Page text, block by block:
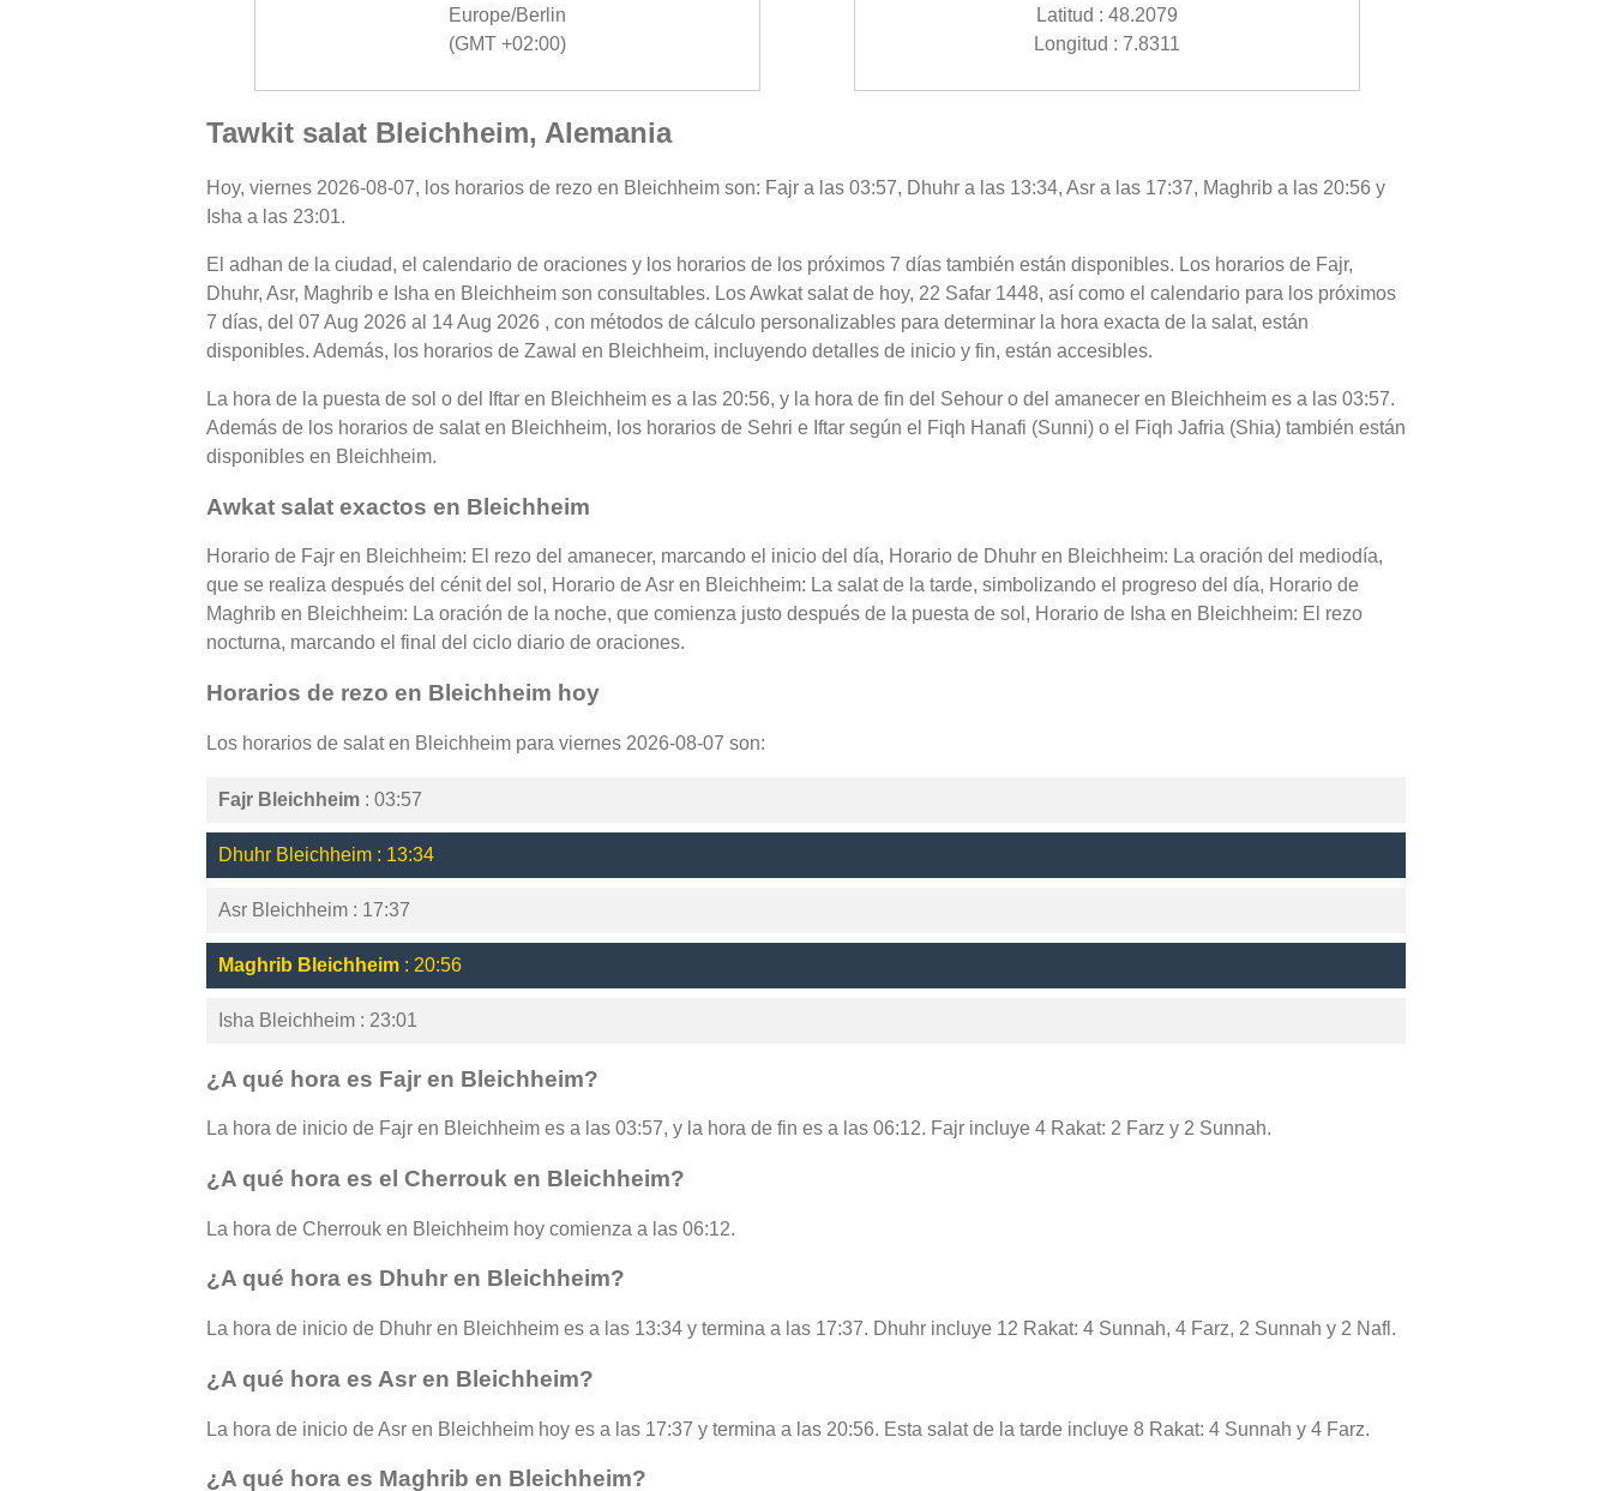
Europe/Berlin
(GMT +02:00)
Latitud : 48.2079
Longitud : 7.8311
Tawkit salat Bleichheim, Alemania
Hoy, viernes 2026-08-07, los horarios de rezo en Bleichheim son: Fajr a las 03:57, Dhuhr a las 13:34, Asr a las 17:37, Maghrib a las 20:56 y
Isha a las 23:01.
El adhan de la ciudad, el calendario de oraciones y los horarios de los próximos 7 días también están disponibles. Los horarios de Fajr,
Dhuhr, Asr, Maghrib e Isha en Bleichheim son consultables. Los Awkat salat de hoy, 22 Safar 1448, así como el calendario para los próximos
7 días, del 07 Aug 2026 al 14 Aug 2026 , con métodos de cálculo personalizables para determinar la hora exacta de la salat, están
disponibles. Además, los horarios de Zawal en Bleichheim, incluyendo detalles de inicio y fin, están accesibles.
La hora de la puesta de sol o del Iftar en Bleichheim es a las 20:56, y la hora de fin del Sehour o del amanecer en Bleichheim es a las 03:57.
Además de los horarios de salat en Bleichheim, los horarios de Sehri e Iftar según el Fiqh Hanafi (Sunni) o el Fiqh Jafria (Shia) también están
disponibles en Bleichheim.
Awkat salat exactos en Bleichheim
Horario de Fajr en Bleichheim: El rezo del amanecer, marcando el inicio del día, Horario de Dhuhr en Bleichheim: La oración del mediodía,
que se realiza después del cénit del sol, Horario de Asr en Bleichheim: La salat de la tarde, simbolizando el progreso del día, Horario de
Maghrib en Bleichheim: La oración de la noche, que comienza justo después de la puesta de sol, Horario de Isha en Bleichheim: El rezo
nocturna, marcando el final del ciclo diario de oraciones.
Horarios de rezo en Bleichheim hoy
Los horarios de salat en Bleichheim para viernes 2026-08-07 son:
Fajr Bleichheim : 03:57
Dhuhr Bleichheim : 13:34
Asr Bleichheim : 17:37
Maghrib Bleichheim : 20:56
Isha Bleichheim : 23:01
¿A qué hora es Fajr en Bleichheim?
La hora de inicio de Fajr en Bleichheim es a las 03:57, y la hora de fin es a las 06:12. Fajr incluye 4 Rakat: 2 Farz y 2 Sunnah.
¿A qué hora es el Cherrouk en Bleichheim?
La hora de Cherrouk en Bleichheim hoy comienza a las 06:12.
¿A qué hora es Dhuhr en Bleichheim?
La hora de inicio de Dhuhr en Bleichheim es a las 13:34 y termina a las 17:37. Dhuhr incluye 12 Rakat: 4 Sunnah, 4 Farz, 2 Sunnah y 2 Nafl.
¿A qué hora es Asr en Bleichheim?
La hora de inicio de Asr en Bleichheim hoy es a las 17:37 y termina a las 20:56. Esta salat de la tarde incluye 8 Rakat: 4 Sunnah y 4 Farz.
¿A qué hora es Maghrib en Bleichheim?